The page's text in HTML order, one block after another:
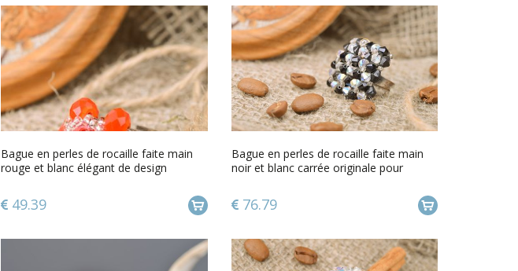
Bague en perles de rocaille faite main
rouge et blanc élégant de design
49.39
Bague en perles de rocaille faite main
noir et blanc carrée originale pour
76.79